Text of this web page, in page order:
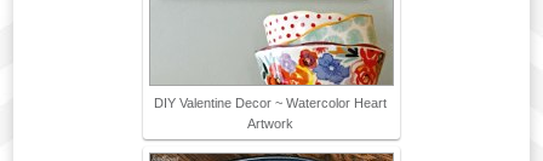
DIY Valentine Decor ~ Watercolor Heart
Artwork